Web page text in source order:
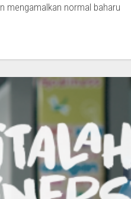
mengamalkan normal baharu